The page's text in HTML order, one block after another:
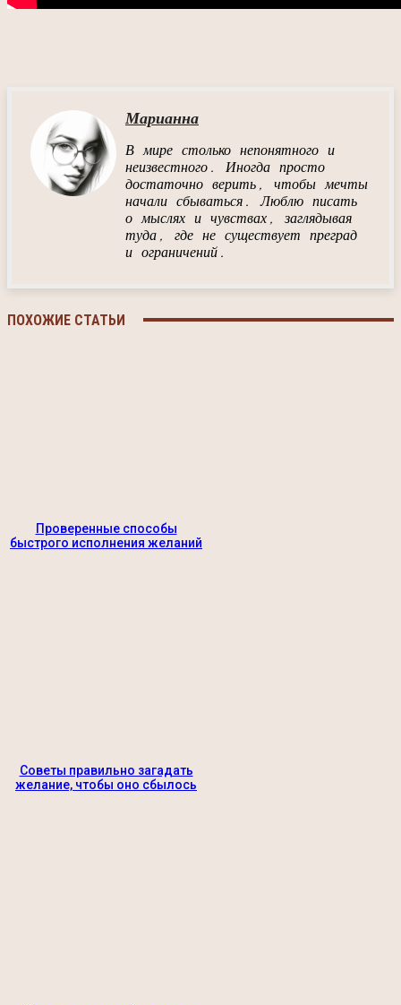
Марианна
В мире столько непонятного и
неизвестного. Иногда просто
достаточно верить, чтобы мечты
начали сбываться. Люблю писать
о мыслях и чувствах, заглядывая
туда, где не существует преград
и ограничений.
ПОХОЖИЕ СТАТЬИ
Проверенные способы
быстрого исполнения желаний
Советы правильно загадать
желание, чтобы оно сбылось